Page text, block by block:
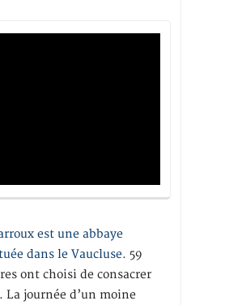
est une abbaye
dans le Vaucluse. 59
ont choisi de consacrer
La journée d’un moine